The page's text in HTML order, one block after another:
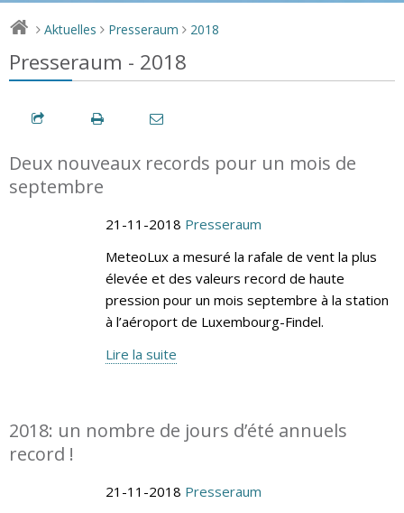
> Aktuelles > Presseraum > 2018
Presseraum - 2018
Deux nouveaux records pour un mois de
septembre
21-11-2018 Presseraum
MeteoLux a mesuré la rafale de vent la plus
élevée et des valeurs record de haute
pression pour un mois septembre à la station
à l’aéroport de Luxembourg-Findel.
Lire la suite
2018: un nombre de jours d’été annuels
record !
21-11-2018 Presseraum